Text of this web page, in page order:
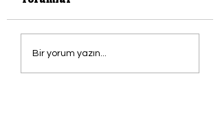
YAZARLAR
Bir yorum yazın...